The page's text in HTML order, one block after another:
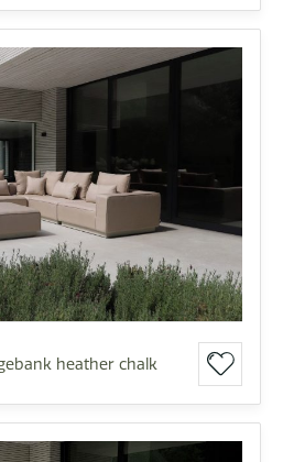
heather chalk